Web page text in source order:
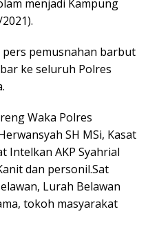
menjadi Kampung
pemusnahan barbut
ke seluruh Polres
Waka Polres
SH MSi, Kasat
Intelkan AKP Syahrial
dan personil.Sat
Lurah Belawan
tokoh masyarakat